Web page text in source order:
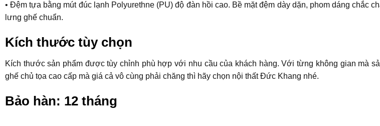
• Đệm tựa bằng mút đúc lạnh Polyurethne (PU) độ đàn hồi cao. Bề mặt đệm dày dặn, phom dáng chắc
lưng ghế chuẩn.
Kích thước tùy chọn
Kích thước sản phẩm được tùy chỉnh phù hợp với nhu cầu của khách hàng. Với từng không gian mà
ghế chủ tọa cao cấp mà giá cả vô cùng phải chăng thì hãy chọn nội thất Đức Khang nhé.
Bảo hàn: 12 tháng